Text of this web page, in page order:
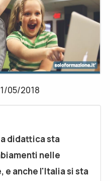
05/2018
didattica sta
nelle
e anche l'Italia si sta